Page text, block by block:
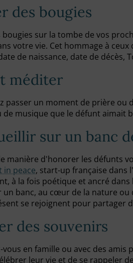
des bougies
bougies sur la tombe de vos
votre vie. Cet hommage à
de naissance, date de
méditer
passer un moment de prière ou
de musique que le défunt aimait
sur un banc
manière d'honorer les défunts
in peace, start-up française dans
à la fois poétique et ancré
un banc, au cœur de la nature ou
se rejoignent pour partager
des souvenirs
vous en famille ou avec des
leur vie et de se rappeler